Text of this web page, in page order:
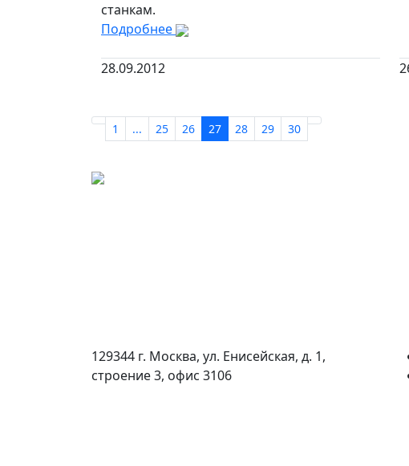
станкам.
Подробнее
28.09.2012
1 ... 25 26 27 28 29 30
129344 г. Москва, ул. Енисейская, д. 1,
строение 3, офис 3106